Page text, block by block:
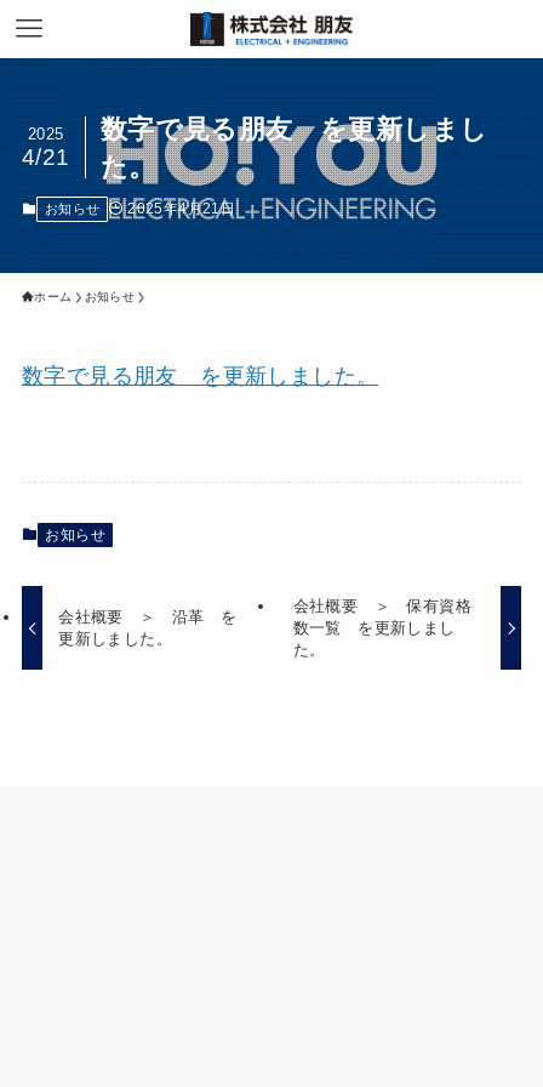
数字で見る朋友 を更新しまし
た。
2025
4/21
お知らせ 2025年4月21日
ホーム お知らせ
数字で見る朋友 を更新しました。
お知らせ
会社概要 ＞ 沿革 を
更新しました。
会社概要 ＞ 保有資格
数一覧 を更新しまし
た。